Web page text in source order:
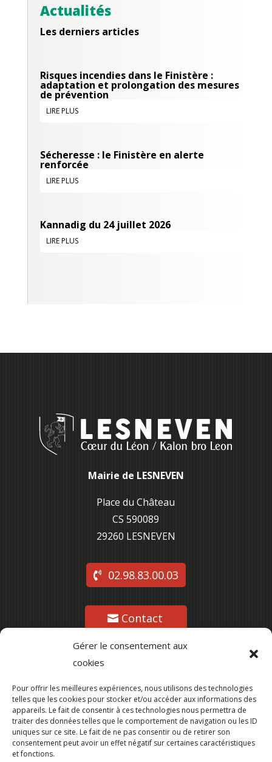
Gérer le consentement aux
cookies
Pour offrir les meilleures expériences, nous utilisons des technologies
telles que les cookies pour stocker et/ou accéder aux informations des
appareils. Le fait de consentir à ces technologies nous permettra de
traiter des données telles que le comportement de navigation ou les ID
uniques sur ce site. Le fait de ne pas consentir ou de retirer son
consentement peut avoir un effet négatif sur certaines caractéristiques
et fonctions.
Actualités
Les derniers articles
Risques incendies dans le Finistère :
adaptation et prolongation des mesures
de prévention
LIRE PLUS
Sécheresse : le Finistère en alerte
renforcée
LIRE PLUS
Kannadig du 24 juillet 2026
LIRE PLUS
Mairie de LESNEVEN
Place du Château
CS 590089
29260 LESNEVEN
02.98.83.00.03
Contact